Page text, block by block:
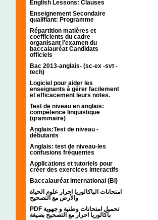
English Lessons: Clauses
Enseignement Secondaire
qualifiant: Programme
Répartition matières et
coefficients du cadre
organisant l’examen du
baccalauréat Candidats
officiels
Bac 2013-anglais- (sc-ex -svt -
tech)
Logiciel pour aider les
enseignants à gérer facilement
et efficacement leurs notes.
Test de niveau en anglais:
compétence linguistique
(grammaire)
Anglais:Test de niveau -
débutants
Anglais: test de niveau-les
confusions fréquentes
Applications et tutoriels pour
créer des exercices interactifs
Baccalauréat international (BI)
امتحانات الباكالوريا احرار علوم الحياة
والأرض مع التصحيح
PDF تحميل امتحانات وطنية و جهوية
باكالوريا احرار مع التصحيح بصيغة